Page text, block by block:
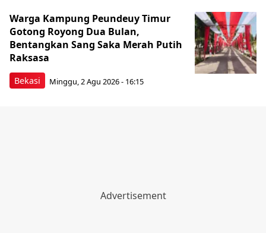
Bekasi
Warga Kampung Peundeuy Timur
Gotong Royong Dua Bulan,
Bentangkan Sang Saka Merah Putih
Raksasa
Minggu, 2 Agu 2026 - 16:15